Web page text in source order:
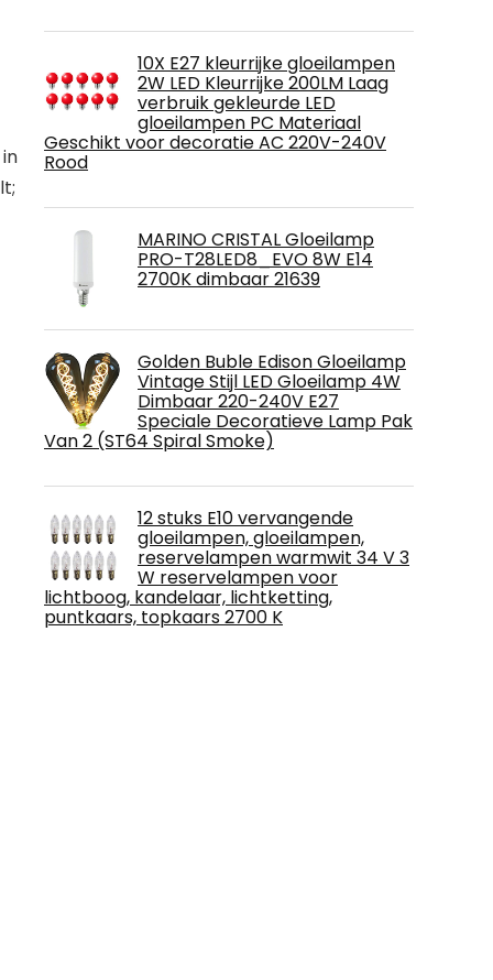
10X E27 kleurrijke gloeilampen
2W LED Kleurrijke 200LM Laag
verbruik gekleurde LED
gloeilampen PC Materiaal
Geschikt voor decoratie AC 220V-240V
Rood
MARINO CRISTAL Gloeilamp
PRO-T28LED8_EVO 8W E14
2700K dimbaar 21639
Golden Buble Edison Gloeilamp
Vintage Stijl LED Gloeilamp 4W
Dimbaar 220-240V E27
Speciale Decoratieve Lamp Pak
Van 2 (ST64 Spiral Smoke)
12 stuks E10 vervangende
gloeilampen, gloeilampen,
reservelampen warmwit 34 V 3
W reservelampen voor
lichtboog, kandelaar, lichtketting,
puntkaars, topkaars 2700 K